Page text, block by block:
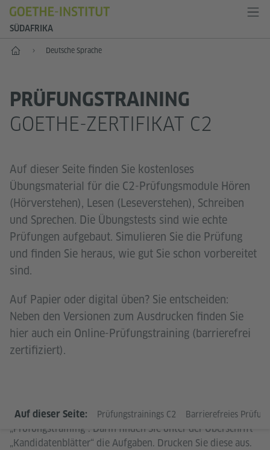
SÜDAFRIKA
Start Deutsche Sprache
PRÜFUNGSTRAINING
GOETHE-ZERTIFIKAT C2
Auf dieser Seite finden Sie kostenloses
Übungsmaterial für die C2-Prüfungsmodule Hören
(Hörverstehen), Lesen (Leseverstehen), Schreiben
und Sprechen. Die Übungstests sind wie echte
Prüfungen aufgebaut. Simulieren Sie die Prüfung
und finden Sie heraus, wie gut Sie schon vorbereitet
sind.
Auf Papier oder digital üben? Sie entscheiden:
Neben den Versionen zum Ausdrucken finden Sie
hier auch ein Online-Prüfungstraining (barrierefrei
zertifiziert).
Auf dieser Seite: Prüfungstrainings C2 Barrierefreies
Sie möchten die Prüfung simulieren? Öffnen Sie das PDF
„Prüfungstraining“. Darin finden Sie unter der Überschrift
„Kandidatenblätter“ die Aufgaben. Drucken Sie diese aus.